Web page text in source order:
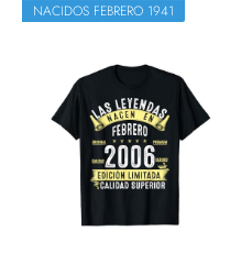
NACIDOS FEBRERO 1941